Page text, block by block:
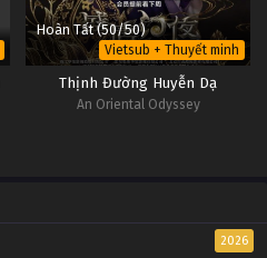
Hoàn Tất (50/50)
Vietsub + Thuyết minh
Thịnh Đường Huyễn Dạ
An Oriental Odyssey
2026